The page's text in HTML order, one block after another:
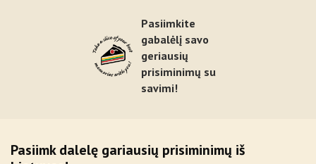
Pasiimkite
gabalėlį savo
geriausių
prisiminimų su
savimi!
Pasiimk dalelę gariausių prisiminimų iš